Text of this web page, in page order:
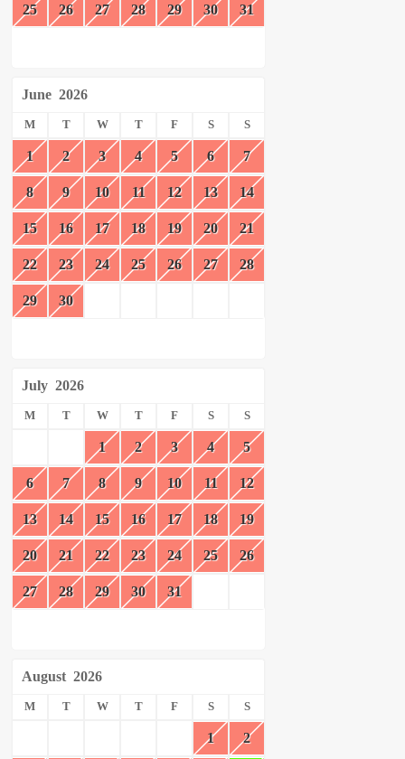
25 26 27 28 29 30 31
June 2026
M T W T F S S
1 2 3 4 5 6 7
8 9 10 11 12 13 14
15 16 17 18 19 20 21
22 23 24 25 26 27 28
29 30
July 2026
M T W T F S S
1 2 3 4 5
6 7 8 9 10 11 12
13 14 15 16 17 18 19
20 21 22 23 24 25 26
27 28 29 30 31
August 2026
M T W T F S S
1 2